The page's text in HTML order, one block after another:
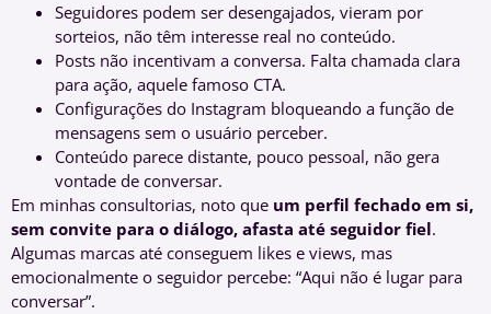
Seguidores podem ser desengajados, vieram por
sorteios, não têm interesse real no conteúdo.
Posts não incentivam a conversa. Falta chamada clara
para ação, aquele famoso CTA.
Configurações do Instagram bloqueando a função de
mensagens sem o usuário perceber.
Conteúdo parece distante, pouco pessoal, não gera
vontade de conversar.
Em minhas consultorias, noto que um perfil fechado em si,
sem convite para o diálogo, afasta até seguidor fiel.
Algumas marcas até conseguem likes e views, mas
emocionalmente o seguidor percebe: “Aqui não é lugar para
conversar”.